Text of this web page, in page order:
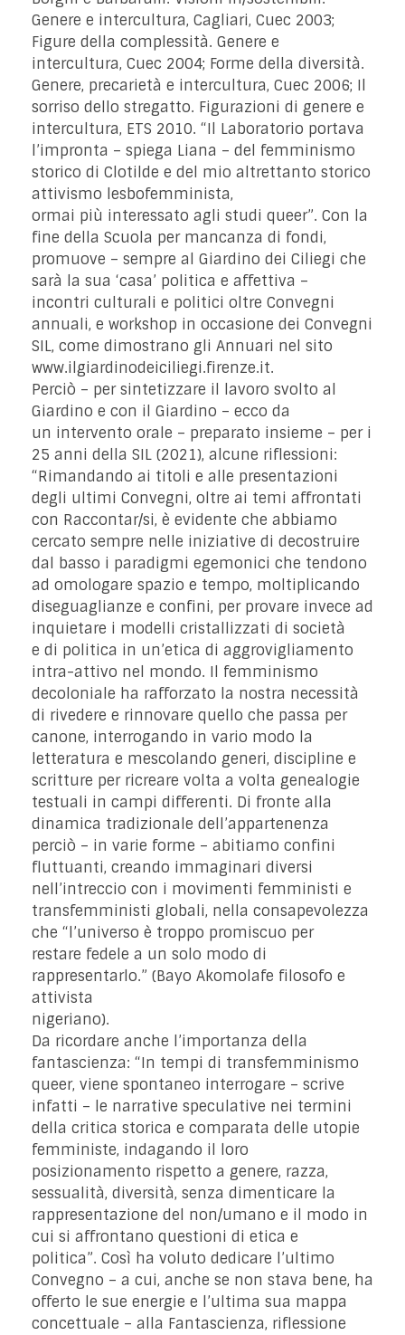
Genere e intercultura, Cagliari, Cuec 2003;
Figure della complessità. Genere e
intercultura, Cuec 2004; Forme della diversità.
Genere, precarietà e intercultura, Cuec 2006; Il
sorriso dello stregatto. Figurazioni di genere e
intercultura, ETS 2010. “Il Laboratorio portava
l’impronta – spiega Liana – del femminismo
storico di Clotilde e del mio altrettanto storico
attivismo lesbofemminista,
ormai più interessato agli studi queer”. Con la
fine della Scuola per mancanza di fondi,
promuove – sempre al Giardino dei Ciliegi che
sarà la sua ‘casa’ politica e affettiva –
incontri culturali e politici oltre Convegni
annuali, e workshop in occasione dei Convegni
SIL, come dimostrano gli Annuari nel sito
www.ilgiardinodeiciliegi.firenze.it.
Perciò – per sintetizzare il lavoro svolto al
Giardino e con il Giardino – ecco da
un intervento orale – preparato insieme – per i
25 anni della SIL (2021), alcune riflessioni:
“Rimandando ai titoli e alle presentazioni
degli ultimi Convegni, oltre ai temi affrontati
con Raccontar/si, è evidente che abbiamo
cercato sempre nelle iniziative di decostruire
dal basso i paradigmi egemonici che tendono
ad omologare spazio e tempo, moltiplicando
diseguaglianze e confini, per provare invece ad
inquietare i modelli cristallizzati di società
e di politica in un’etica di aggrovigliamento
intra-attivo nel mondo. Il femminismo
decoloniale ha rafforzato la nostra necessità
di rivedere e rinnovare quello che passa per
canone, interrogando in vario modo la
letteratura e mescolando generi, discipline e
scritture per ricreare volta a volta genealogie
testuali in campi differenti. Di fronte alla
dinamica tradizionale dell’appartenenza
perciò – in varie forme – abitiamo confini
fluttuanti, creando immaginari diversi
nell’intreccio con i movimenti femministi e
transfemministi globali, nella consapevolezza
che “l’universo è troppo promiscuo per
restare fedele a un solo modo di
rappresentarlo.” (Bayo Akomolafe filosofo e
attivista
nigeriano).
Da ricordare anche l’importanza della
fantascienza: “In tempi di transfemminismo
queer, viene spontaneo interrogare – scrive
infatti – le narrative speculative nei termini
della critica storica e comparata delle utopie
femministe, indagando il loro
posizionamento rispetto a genere, razza,
sessualità, diversità, senza dimenticare la
rappresentazione del non/umano e il modo in
cui si affrontano questioni di etica e
politica”. Così ha voluto dedicare l’ultimo
Convegno – a cui, anche se non stava bene, ha
offerto le sue energie e l’ultima sua mappa
concettuale – alla Fantascienza, riflessione